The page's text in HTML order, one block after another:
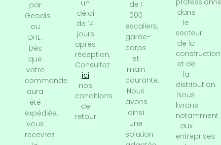
par
Geodis
ou
DHL.
Dès
que
votre
commande
aura
été
expédiée,
vous
recevrez
un
délai
de 14
jours
après
réception.
Consultez
ici
nos
conditions
de
retour.
de 1
000
escaliers,
garde-
corps
et
main
courante.
Nous
avons
ainsi
une
solution
dans
le
secteur
de la
construction
et de
la
distribution.
Nous
livrons
notamment
aux
entreprises